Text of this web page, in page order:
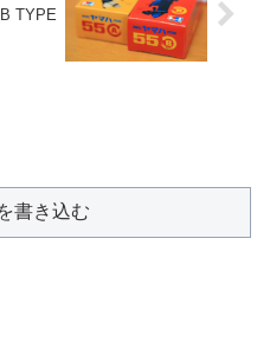
TYPE
書き込む